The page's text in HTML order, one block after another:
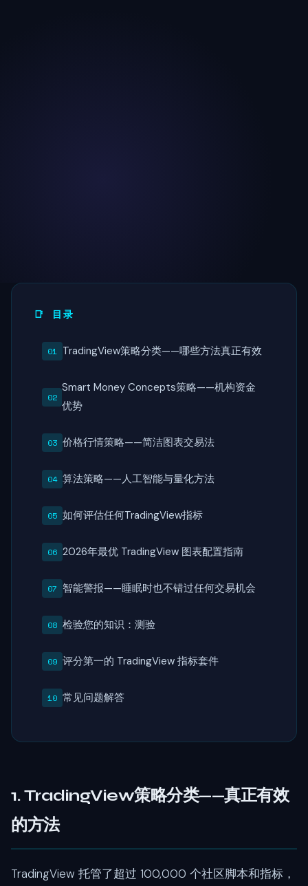
📑 目录
TradingView策略分类——哪些方法真正有效
Smart Money Concepts策略——机构资金
优势
价格行情策略——简洁图表交易法
算法策略——人工智能与量化方法
如何评估任何TradingView指标
2026年最优 TradingView 图表配置指南
智能警报——睡眠时也不错过任何交易机会
检验您的知识：测验
评分第一的 TradingView 指标套件
常见问题解答
1. TradingView策略分类——真正有效
的方法
TradingView 托管了超过 100,000 个社区脚本和指标，